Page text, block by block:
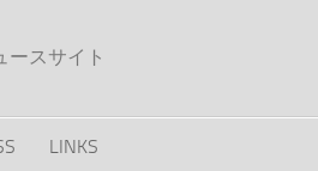
ースサイト
LINKS